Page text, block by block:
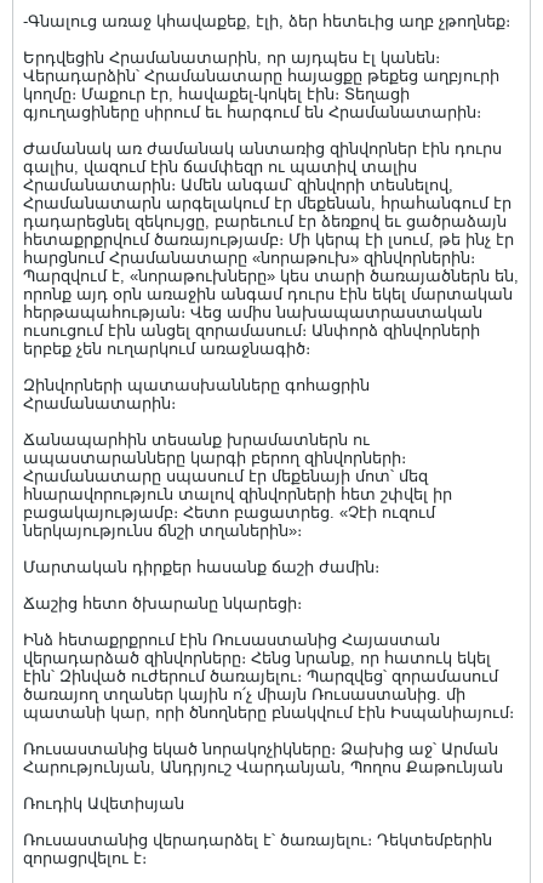
-Գնալուց առաջ կհավաքեք, էլի, ձեր հետեւից աղբ չթողնեք։
Երդվեցին Հրամանատարին, որ այդպես էլ կանեն։
Վերադարձին՝ Հրամանատարը հայացքը թեքեց աղբյուրի
կողմը։ Մաքուր էր, հավաքել-կոկել էին։ Տեղացի
գյուղացիները սիրում եւ հարգում են Հրամանատարին։
Ժամանակ առ ժամանակ անտառից զինվորներ էին դուրս
գալիս, վազում էին ճամփեզր ու պատիվ տալիս
Հրամանատարին։ Ամեն անգամ՝ զինվորի տեսնելով,
Հրամանատարն արգելակում էր մեքենան, հրահանգում էր
դադարեցնել զեկույցը, բարեւում էր ձեռքով եւ ցածրաձայն
հետաքրքրվում ծառայությամբ։ Մի կերպ էի լսում, թե ինչ էր
հարցնում Հրամանատարը «նորաթուխ» զինվորներին։
Պարզվում է, «նորաթուխները» կես տարի ծառայածներն են,
որոնք այդ օրն առաջին անգամ դուրս էին եկել մարտական
հերթապահության։ Վեց ամիս նախապատրաստական
ուսուցում էին անցել զորամասում։ Անփորձ զինվորների
երբեք չեն ուղարկում առաջնագիծ։
Զինվորների պատասխանները գոհացրին
Հրամանատարին։
Ճանապարհին տեսանք խրամատներն ու
ապաստարանները կարգի բերող զինվորների։
Հրամանատարը սպասում էր մեքենայի մոտ՝ մեզ
հնարավորություն տալով զինվորների հետ շփվել իր
բացակայությամբ։ Հետո բացատրեց. «Չէի ուզում
ներկայությունս ճնշի տղաներին»։
Մարտական դիրքեր հասանք ճաշի ժամին։
Ճաշից հետո ծխարանը նկարեցի։
Ինձ հետաքրքրում էին Ռուսաստանից Հայաստան
վերադարձած զինվորները։ Հենց նրանք, որ հատուկ եկել
էին՝ Զինված ուժերում ծառայելու։ Պարզվեց՝ զորամասում
ծառայող տղաներ կային ո՛չ միայն Ռուսաստանից. մի
պատանի կար, որի ծնողները բնակվում էին Իսպանիայում։
Ռուսաստանից եկած նորակոչիկները։ Ձախից աջ՝ Արման
Հարությունյան, Անդրյուշ Վարդանյան, Պողոս Քաթունյան
Ռուդիկ Ավետիսյան
Ռուսաստանից վերադարձել է՝ ծառայելու։ Դեկտեմբերին
զորացրվելու է։